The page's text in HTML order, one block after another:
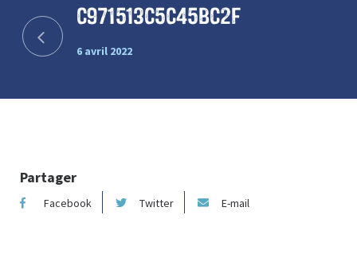
c971513c5c45bc2f
6 avril 2022
Partager
Facebook Twitter E-mail